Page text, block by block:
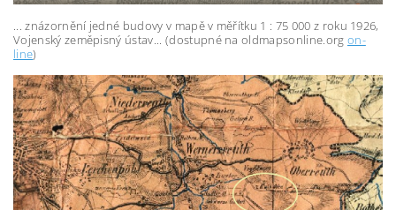
... znázornění jedné budovy v mapě v měřítku 1 : 75 000 z roku 1926,
Vojenský zeměpisný ústav... (dostupné na oldmapsonline.org on-
line)